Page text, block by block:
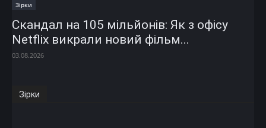
Зірки
Скандал на 105 мільйонів: Як з офісу
Netflix викрали новий фільм...
03.08.2026
Зірки